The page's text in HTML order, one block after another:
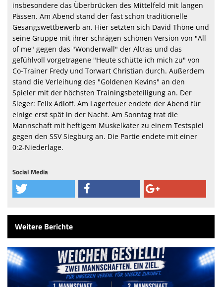
insbesondere das Überbrücken des Mittelfeld mit langen
Pässen. Am Abend stand der fast schon traditionelle
Gesangswettbewerb an. Hier setzten sich David Thöne und
seine Gruppe mit ihrer schrägen-schönen Version von "All
of me" gegen das "Wonderwall" der Altras und das
gefühlvoll vorgetragene "Heute schütte ich mich zu" von
Co-Trainer Fredy und Torwart Christian durch. Außerdem
stand die Verleihung des "Goldenen Kevins" an den
Spieler mit der höchsten Trainingsbeteiligung an. Der
Sieger: Felix Adloff. Am Lagerfeuer endete der Abend für
einige erst spät in der Nacht. Am Sonntag trat die
Mannschaft mit heftigem Muskelkater zu einem Testspiel
gegen den SSV Siegburg an. Die Partie endete mit einer
0:2-Niederlage.
Social Media
Weitere Berichte